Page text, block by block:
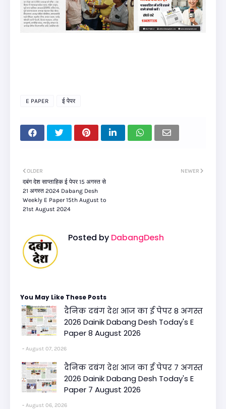
E PAPER ई पेपर
NEWER
OLDER
दबंग देश साप्ताहिक ई पेपर 15 अगस्त से
21 अगस्त 2024 Dabang Desh
Weekly E Paper 15th August to
21st August 2024
Posted by DabangDesh
You May Like These Posts
दैनिक दबंग देश आज का ई पेपर 8 अगस्त
2026 Dainik Dabang Desh Today's E
Paper 8 August 2026
August 07, 2026
दैनिक दबंग देश आज का ई पेपर 7 अगस्त
2026 Dainik Dabang Desh Today's E
Paper 7 August 2026
August 06, 2026